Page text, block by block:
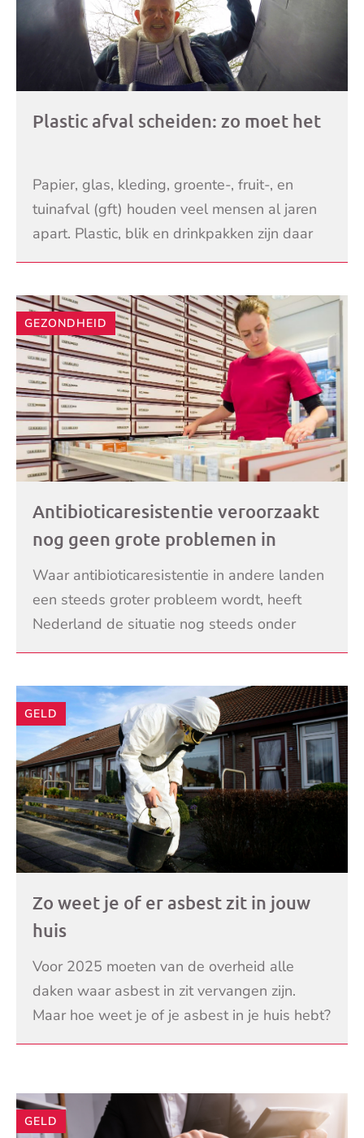
Plastic afval scheiden: zo moet het
Papier, glas, kleding, groente-, fruit-, en
tuinafval (gft) houden veel mensen al jaren
apart. Plastic, blik en drinkpakken zijn daar
een aantal jaren geleden bij gekomen. Vooral
LEES VERDER
GEZONDHEID
Antibioticaresistentie veroorzaakt
nog geen grote problemen in
Nederland
Waar antibioticaresistentie in andere landen
een steeds groter probleem wordt, heeft
Nederland de situatie nog steeds onder
controle. Dat blijkt uit onderzoek van
LEES VERDER
GELD
Zo weet je of er asbest zit in jouw
huis
Voor 2025 moeten van de overheid alle
daken waar asbest in zit vervangen zijn.
Maar hoe weet je of je asbest in je huis hebt?
En als je asbest hebt, wat moet je dan doen?
LEES VERDER
GELD